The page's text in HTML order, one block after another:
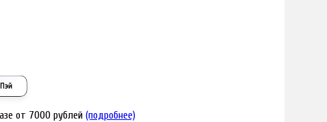
от 7000 рублей (подробнее)